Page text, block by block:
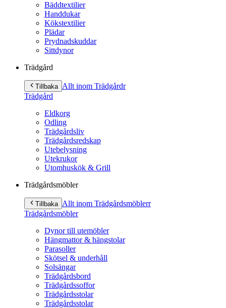
Bäddtextilier
Handdukar
Kökstextilier
Plädar
Prydnadskuddar
Sittdynor
Trädgård
Tillbaka Allt inom Trädgårdr
Trädgård
Eldkorg
Odling
Trädgårdsliv
Trädgårdsredskap
Utebelysning
Utekrukor
Utomhuskök & Grill
Trädgårdsmöbler
Tillbaka Allt inom Trädgårdsmöblerr
Trädgårdsmöbler
Dynor till utemöbler
Hängmattor & hängstolar
Parasoller
Skötsel & underhåll
Solsängar
Trädgårdsbord
Trädgårdssoffor
Trädgårdsstolar
Trädgårdsstolar